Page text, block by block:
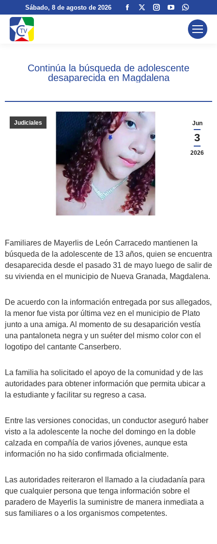
Sábado, 8 de agosto de 2026
Facebook
windowwindow
Instagram
window
YouTube
opens
window
page
opens
window
Continúa la búsqueda de adolescente
desaparecida en Magdalena
Jun
3
2026
Judiciales
Familiares de Mayerlis de León Carracedo mantienen la
búsqueda de la adolescente de 13 años, quien se encuentra
desaparecida desde el pasado 31 de mayo luego de salir de
su vivienda en el municipio de Nueva Granada, Magdalena.
De acuerdo con la información entregada por sus allegados,
la menor fue vista por última vez en el municipio de Plato
junto a una amiga. Al momento de su desaparición vestía
una pantaloneta negra y un suéter del mismo color con el
logotipo del cantante Canserbero.
La familia ha solicitado el apoyo de la comunidad y de las
autoridades para obtener información que permita ubicar a
la estudiante y facilitar su regreso a casa.
Entre las versiones conocidas, un conductor aseguró haber
visto a la adolescente la noche del domingo en la doble
calzada en compañía de varios jóvenes, aunque esta
información no ha sido confirmada oficialmente.
Las autoridades reiteraron el llamado a la ciudadanía para
que cualquier persona que tenga información sobre el
paradero de Mayerlis la suministre de manera inmediata a
sus familiares o a los organismos competentes.